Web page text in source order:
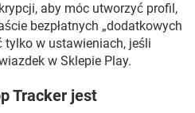
aby móc utworzyć profil,
bezpłatnych „dodatkowych
tylko w ustawieniach, jeśli
w Sklepie Play.
Tracker jest